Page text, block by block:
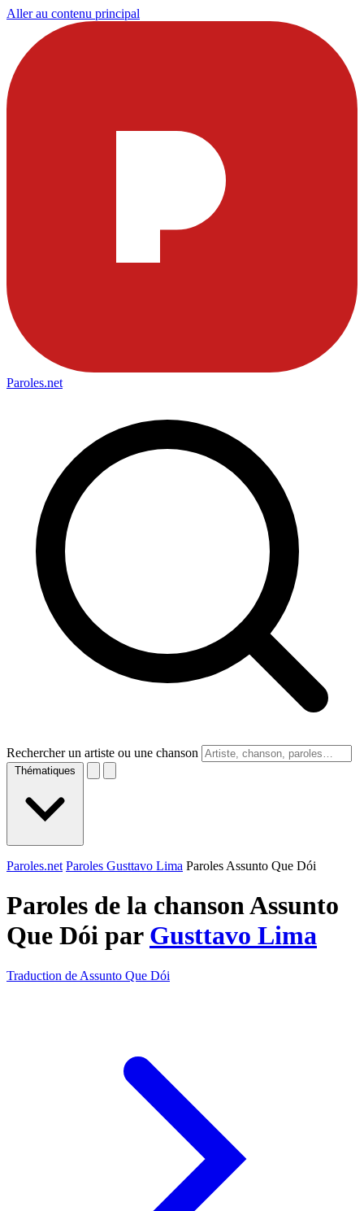
Aller au contenu principal
Paroles.net
Rechercher un artiste ou une chanson
Thématiques
Paroles.net Paroles Gusttavo Lima Paroles Assunto Que Dói
Paroles de la chanson Assunto
Que Dói par Gusttavo Lima
Traduction de Assunto Que Dói